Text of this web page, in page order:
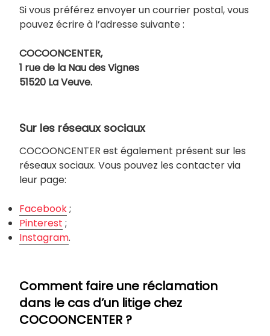
Si vous préférez envoyer un courrier postal, vous
pouvez écrire à l’adresse suivante :
COCOONCENTER,
1 rue de la Nau des Vignes
51520 La Veuve.
Sur les réseaux sociaux
COCOONCENTER est également présent sur les
réseaux sociaux. Vous pouvez les contacter via
leur page:
Facebook;
Pinterest ;
Instagram.
Comment faire une réclamation
dans le cas d’un litige chez
COCOONCENTER ?